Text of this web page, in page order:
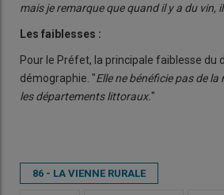
mais je remarque que quand il y a du vin,
Les faiblesses :
Pour le Préfet, la principale faiblesse du
démographie. "Elle ne bénéficie pas de
les départements littoraux. "
86 - LA VIENNE RURALE